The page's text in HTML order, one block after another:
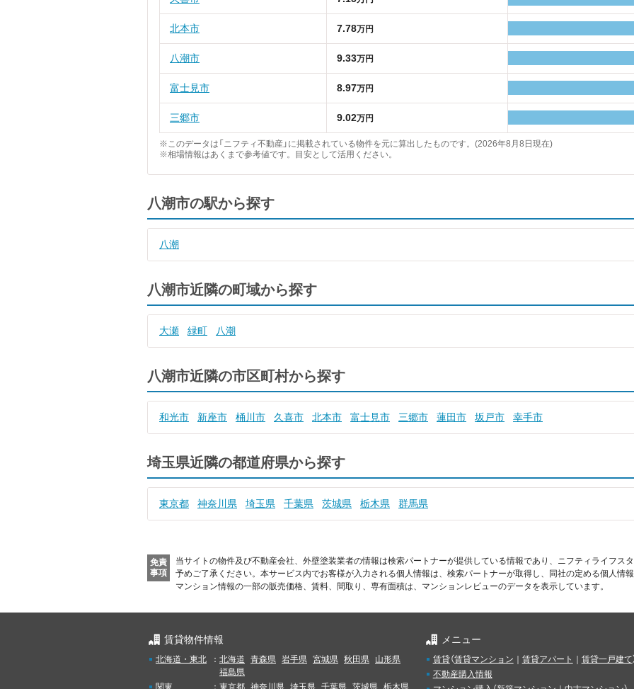
北本市 7.78万円
八潮市 9.33万円
富士見市 8.97万円
三郷市 9.02万円
※このデータは「ニフティ不動産」に掲載されている物件を元に算出したものです。(2026年8月8日現在)
※相場情報はあくまで参考値です。目安として活用ください。
八潮市の駅から探す
八潮
八潮市近隣の町域から探す
大瀬 緑町 八潮
八潮市近隣の市区町村から探す
和光市 新座市 桶川市 久喜市 北本市 富士見市 三郷市 蓮田市 坂戸市 幸手市
埼玉県近隣の都道府県から探す
東京都 神奈川県 埼玉県 千葉県 茨城県 栃木県 群馬県
免責
事項
当サイトの物件及び不動産会社、外壁塗装業者の情報は検索パートナーが提供している情報であり、ニフティライフス
予めご了承ください。 本サービス内でお客様が入力される個人情報は、検索パートナーが取得し、同社の定める個人情
マンション情報の一部の販売価格、賃料、間取り、専有面積は、マンションレビューのデータを表示しています。
賃貸物件情報
北海道・東北 ： 北海道 青森県 岩手県 宮城県 秋田県
山形県
福島県
関東
： 東京都 神奈川県 埼玉県 千葉県 茨城県 栃木県
メニュー
賃貸（賃貸マンション ｜ 賃貸アパート ｜ 賃貸一戸建て
不動産購入情報